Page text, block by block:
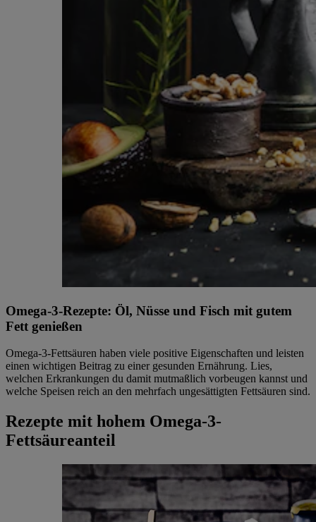
Omega-3-Rezepte: Öl, Nüsse und Fisch mit gutem
Fett genießen
Omega-3-Fettsäuren haben viele positive Eigenschaften und leisten
einen wichtigen Beitrag zu einer gesunden Ernährung. Lies,
welchen Erkrankungen du damit mutmaßlich vorbeugen kannst und
welche Speisen reich an den mehrfach ungesättigten Fettsäuren sind.
Rezepte mit hohem Omega-3-
Fettsäureanteil